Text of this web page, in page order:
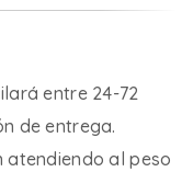
entre 24-72
de entrega.
atendiendo al peso